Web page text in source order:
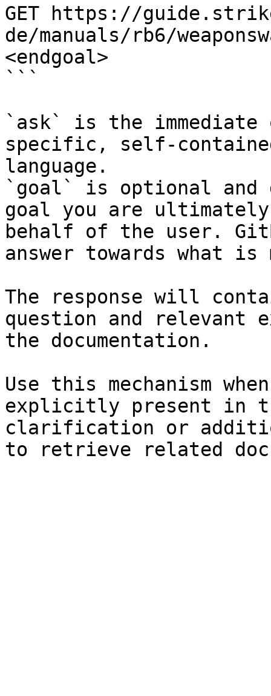
GET https://
de/manuals/rb6/
<endgoal>
```
`ask` is the
specific, self-
language.
`goal` is optional and
goal you are
behalf of the user.
answer towards what
The response will
question and relevant
the documentation.
Use this mechanism
explicitly present in
clarification or